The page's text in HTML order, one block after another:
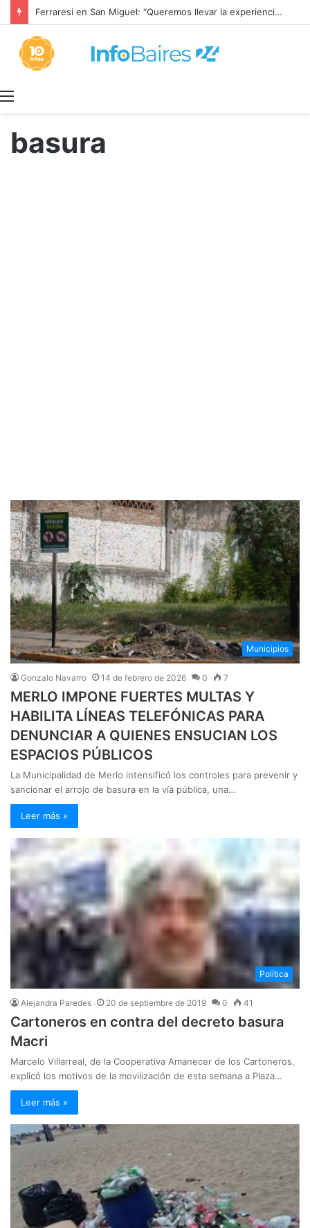
Ferraresi en San Miguel: “Queremos llevar la experiencia de lo que hicimos a cada rincón de la provincia”
basura
Municipios
Gonzalo Navarro 14 de febrero de 2026 0 7
MERLO IMPONE FUERTES MULTAS Y
HABILITA LÍNEAS TELEFÓNICAS PARA
DENUNCIAR A QUIENES ENSUCIAN LOS
ESPACIOS PÚBLICOS
La Municipalidad de Merlo intensificó los controles para prevenir y
sancionar el arrojo de basura en la vía pública, una…
Leer más »
Política
Alejandra Paredes 20 de septiembre de 2019 0 41
Cartoneros en contra del decreto basura
Macri
Marcelo Villarreal, de la Cooperativa Amanecer de los Cartoneros,
explicó los motivos de la movilización de esta semana a Plaza…
Leer más »